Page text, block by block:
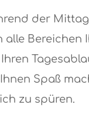
der
alle
Spaß
zu spüren.